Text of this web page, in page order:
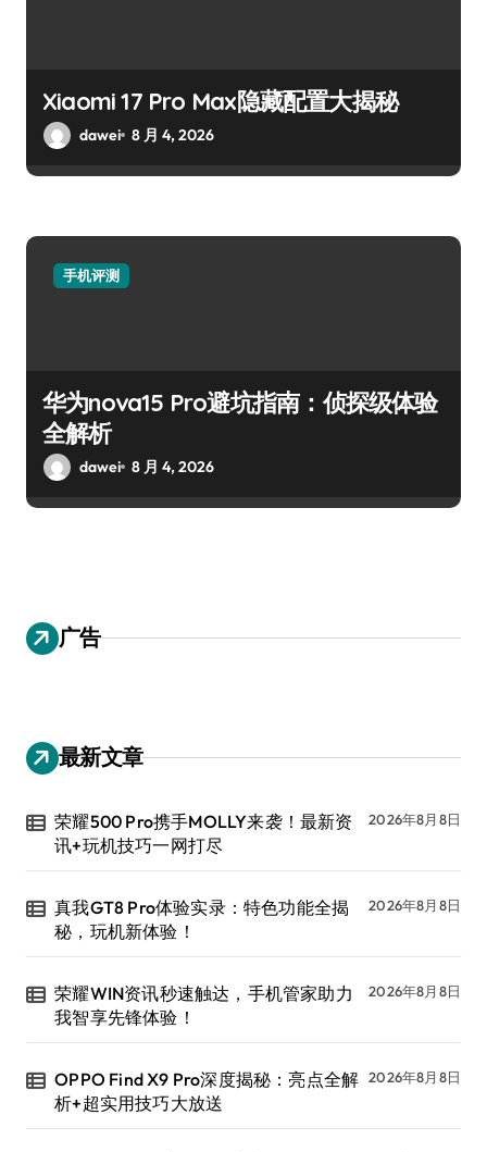
Xiaomi 17 Pro Max隐藏配置大揭秘
dawei 8 月 4, 2026
手机评测
华为nova15 Pro避坑指南：侦探级体验
全解析
dawei 8 月 4, 2026
广告
最新文章
荣耀500 Pro携手MOLLY来袭！最新资
讯+玩机技巧一网打尽
2026年8月8日
真我GT8 Pro体验实录：特色功能全揭
秘，玩机新体验！
2026年8月8日
荣耀WIN资讯秒速触达，手机管家助力
我智享先锋体验！
2026年8月8日
OPPO Find X9 Pro深度揭秘：亮点全解
析+超实用技巧大放送
2026年8月8日